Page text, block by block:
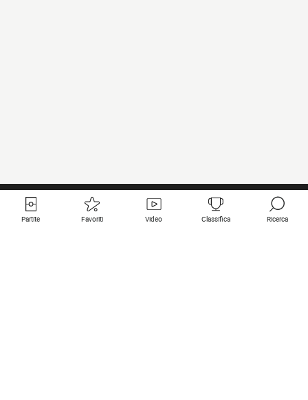
Partite Favoriti Video Classifica Ricerca